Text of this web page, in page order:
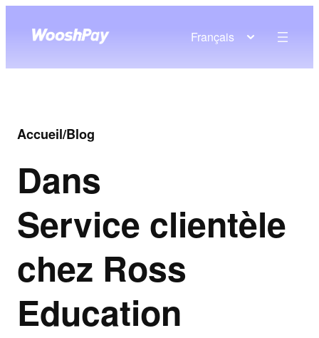
Français
Accueil/Blog
Dans
Service clientèle
chez Ross
Education